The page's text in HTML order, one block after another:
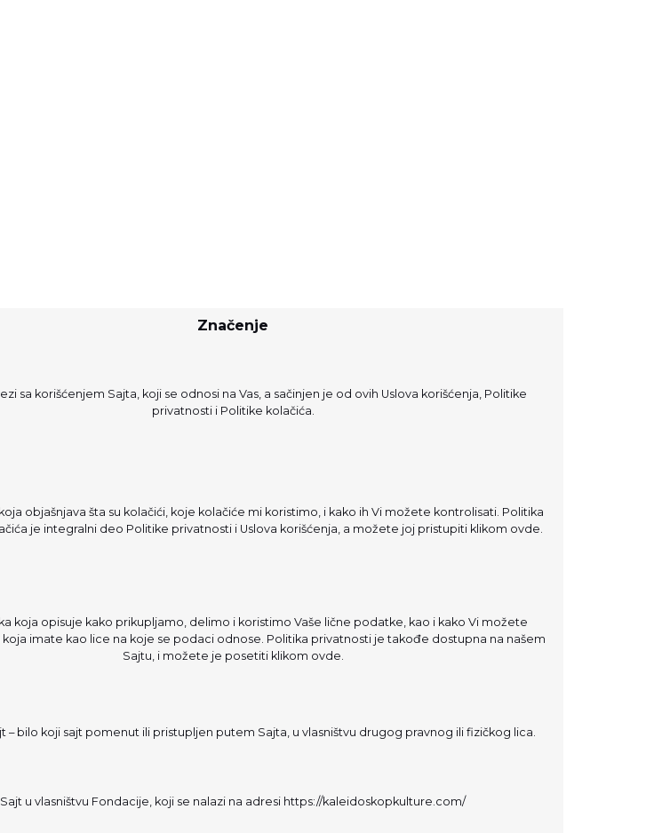
Značenje
sa korišćenjem Sajta, koji se odnosi na Vas, a sačinjen je od ovih Uslova korišćenja, Politike
privatnostii Politike kolačića.
objašnjava šta su kolačići, koje kolačiće mi koristimo, i kako ih Vi možete kontrolisati. Politika
je integralni deo Politike privatnosti i Uslova korišćenja, a možete joj pristupiti klikom ovde.
koja opisuje kako prikupljamo, delimo i koristimo Vaše lične podatke, kao i kako Vi možete
koja imate kao lice na koje se podaci odnose. Politika privatnosti je takođe dostupna na našem
Sajtu, i možete je posetiti klikom ovde.
– bilo koji sajt pomenut ili pristupljen putem Sajta, u vlasništvu drugog pravnog ili fizičkog lica.
Sajt u vlasništvu Fondacije, koji se nalazi na adresi https://kaleidoskopkulture.com/